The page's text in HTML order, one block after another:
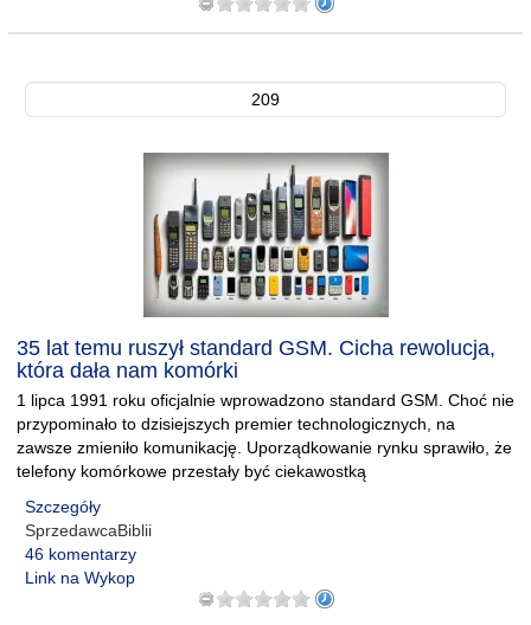
209
35 lat temu ruszył standard GSM. Cicha rewolucja,
która dała nam komórki
1 lipca 1991 roku oficjalnie wprowadzono standard GSM. Choć nie
przypominało to dzisiejszych premier technologicznych, na
zawsze zmieniło komunikację. Uporządkowanie rynku sprawiło, że
telefony komórkowe przestały być ciekawostką
Szczegóły
SprzedawcaBiblii
46 komentarzy
Link na Wykop